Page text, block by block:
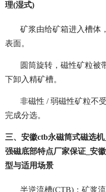
理(湿式)
矿浆由给矿箱进入槽体
表面。
圆筒旋转，磁性矿粒被
下卸入精矿槽。
非磁性 / 弱磁性矿粒不
完成分选。
三、安徽ctb永磁筒式磁选
强磁底部特点厂家保证_安
型与适用场景
半逆流槽(CTB)：矿浆